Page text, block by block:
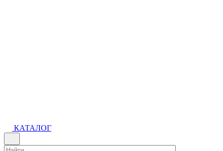
КАТАЛОГ